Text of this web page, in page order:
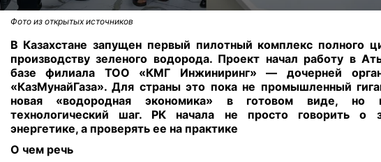
Фото из открытых источников
В Казахстане запущен первый пилотный комплекс полного
производству зеленого водорода. Проект начал работу в
базе филиала ТОО «КМГ Инжиниринг» — дочерней
«КазМунайГаза». Для страны это пока не промышленный
новая «водородная экономика» в готовом виде, но
технологический шаг. РК начала не просто говорить о
энергетике, а проверять ее на практике
О чем речь